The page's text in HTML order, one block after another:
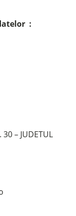
:
30 – JUDETUL